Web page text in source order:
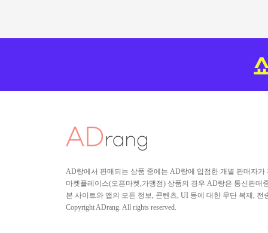
AD랑에서 판매되는 상품 중에는 AD랑에 입점한 개별 판매자
마켓플레이스(오픈마켓,가맹점) 상품의 경우 AD랑은 통신판
본 사이트와 앱의 모든 정보, 콘텐츠, UI 등에 대한 무단 복제,
Copyright ADrang. All rights reserved.